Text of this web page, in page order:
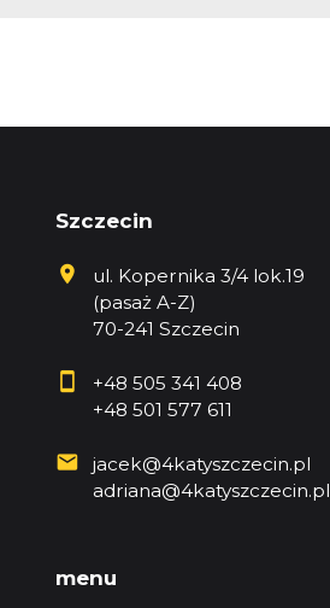
Szczecin
ul. Kopernika 3/4 lok.19
(pasaż A-Z)
70-241 Szczecin
+48 505 341 408
+48 501 577 611
jacek@4katyszczecin.pl
adriana@4katyszczecin.pl
menu